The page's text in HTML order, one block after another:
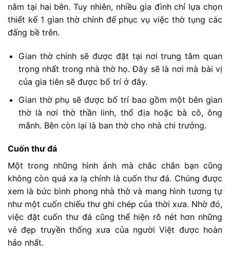
nằm tại hai bên. Tuy nhiên, nhiều gia đình chỉ lựa chọn
thiết kế 1 gian thờ chính để phục vụ việc thờ tụng các
đấng bề trên.
Gian thờ chính sẽ được đặt tại nơi trung tâm quan
trọng nhất trong nhà thờ họ. Đây sẽ là nơi mà bài vị
của gia tiên sẽ được bố trí ở đây.
Gian thờ phụ sẽ được bố trí bao gồm một bên gian
thờ là nơi thờ thần linh, thổ địa hoặc bà cô, ông
mãnh. Bên còn lại là ban thờ cho nhà chi trưởng.
Cuốn thư đá
Một trong những hình ảnh mà chắc chắn bạn cũng
không còn quá xa lạ chính là cuốn thư đá. Chúng được
xem là bức bình phong nhà thờ và mang hình tương tự
như một cuốn chiếu thư ghi chép của thời xưa. Nhờ đó,
việc đặt cuốn thư đá cũng thể hiện rõ nét hơn những
vẻ đẹp truyền thống xưa của người Việt được hoàn
hảo nhất.